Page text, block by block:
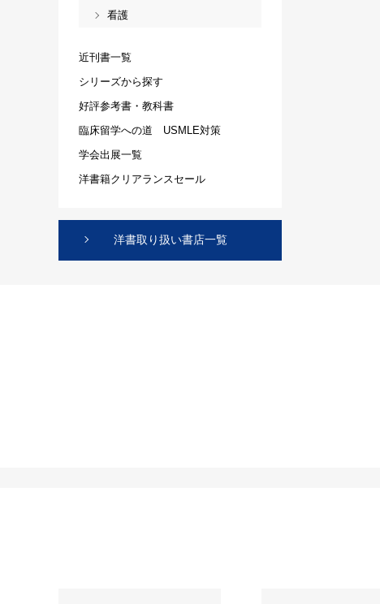
看護
近刊書一覧
シリーズから探す
好評参考書・教科書
臨床留学への道 USMLE対策
学会出展一覧
洋書籍クリアランスセール
洋書取り扱い書店一覧